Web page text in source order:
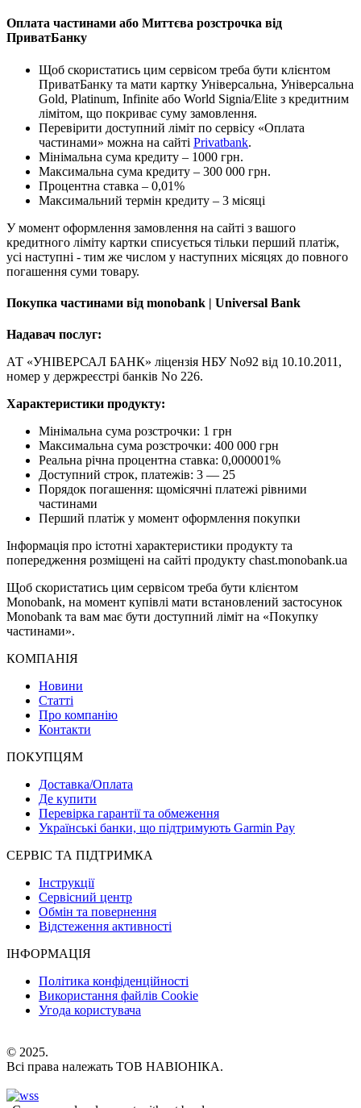
Оплата частинами або Миттєва розстрочка від
ПриватБанку
Щоб скористатись цим сервісом треба бути клієнтом
ПриватБанку та мати картку Універсальна, Універсальна
Gold, Platinum, Infinite або World Signia/Elite з кредитним
лімітом, що покриває суму замовлення.
Перевірити доступний ліміт по сервісу «Оплата
частинами» можна на сайті Privatbank.
Мінімальна сума кредиту – 1000 грн.
Максимальна сума кредиту – 300 000 грн.
Процентна ставка – 0,01%
Максимальний термін кредиту – 3 місяці
У момент оформлення замовлення на сайті з вашого
кредитного ліміту картки списується тільки перший платіж,
усі наступні - тим же числом у наступних місяцях до повного
погашення суми товару.
Покупка частинами від monobank | Universal Bank
Надавач послуг:
АТ «УНІВЕРСАЛ БАНК» ліцензія НБУ No92 від 10.10.2011,
номер у держреєстрі банків No 226.
Характеристики продукту:
Мінімальна сума розстрочки: 1 грн
Максимальна сума розстрочки: 400 000 грн
Реальна річна процентна ставка: 0,000001%
Доступний строк, платежів: 3 — 25
Порядок погашення: щомісячні платежі рівними
частинами
Перший платіж у момент оформлення покупки
Інформація про істотні характеристики продукту та
попередження розміщені на сайті продукту chast.monobank.ua
Щоб скористатись цим сервісом треба бути клієнтом
Monobank, на момент купівлі мати встановлений застосунок
Monobank та вам має бути доступний ліміт на «Покупку
частинами».
КОМПАНІЯ
Новини
Статті
Про компанію
Контакти
ПОКУПЦЯМ
Доставка/Оплата
Де купити
Перевірка гарантії та обмеження
Українські банки, що підтримують Garmin Pay
СЕРВІС ТА ПІДТРИМКА
Інструкції
Сервісний центр
Обмін та повернення
Відстеження активності
ІНФОРМАЦІЯ
Політика конфіденційності
Використання файлів Cookie
Угода користувача
© 2025.
Всі права належать ТОВ НАВІОНІКА.